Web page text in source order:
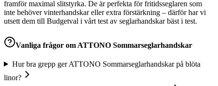
framför maximal slitstyrka. De är perfekta för fritidsseglaren som
inte behöver vinterhandskar eller extra förstärkning – därför har vi
utsett dem till Budgetval i vårt test av seglarhandskar bäst i test.
Vanliga frågor om ATTONO Sommarseglarhandskar
Hur bra grepp ger ATTONO Sommarseglarhandskar på blöta
linor?